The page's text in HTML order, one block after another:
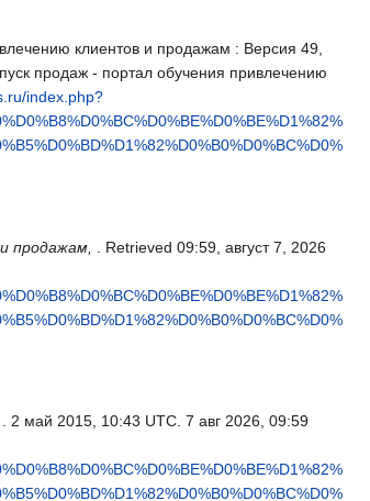
клиентов и продажам : Версия 49,
продаж - портал обучения привлечению
index.php?
продажам,
. Retrieved 09:59, август 7, 2026
. 2 май 2015, 10:43 UTC. 7 авг 2026, 09:59